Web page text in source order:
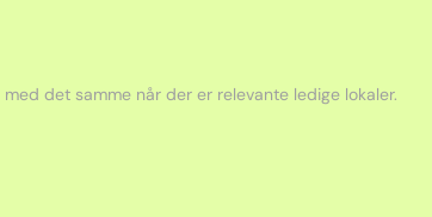
det samme når der er relevante ledige lokaler.